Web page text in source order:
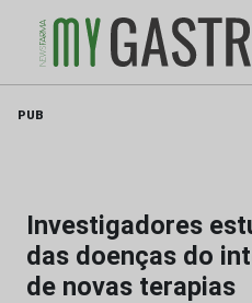
PUB
Investigadores
das doenças do
de novas terapias